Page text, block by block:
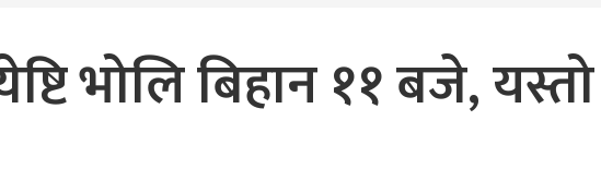
भोलि बिहान ११ बजे, यस्तो